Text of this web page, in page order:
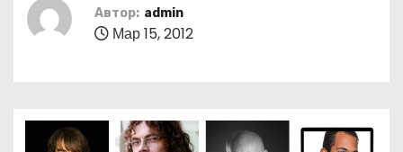
Автор: admin
Мар 15, 2012